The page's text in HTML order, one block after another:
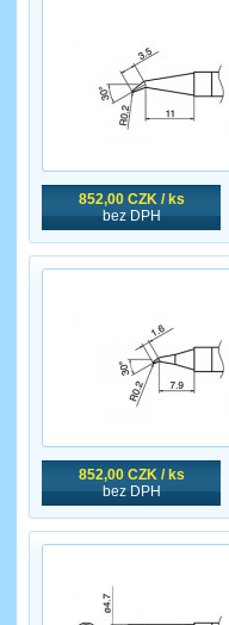
852,00 CZK / ks
bez DPH
852,00 CZK / ks
bez DPH